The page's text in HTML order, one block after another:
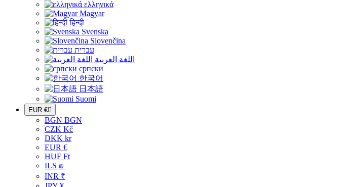
ελληνικά
Magyar
हिन्दी
Svenska
Slovenčina
עברית
اللغة العربية
српски
한국어
日本語
Suomi
EUR €
BGN BGN
CZK Kč
DKK kr
EUR €
HUF Ft
ILS ₪
INR ₹